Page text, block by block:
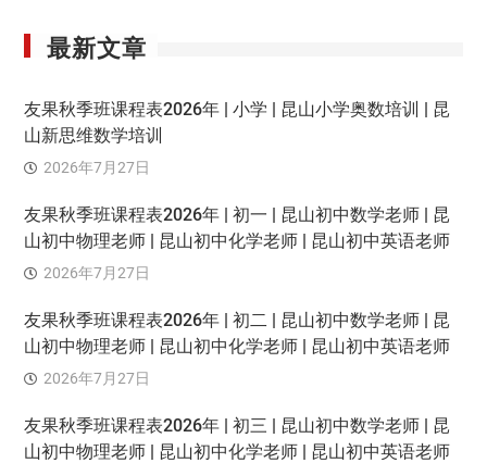
最新文章
友果秋季班课程表2026年 | 小学 | 昆山小学奥数培训 | 昆
山新思维数学培训
2026年7月27日
友果秋季班课程表2026年 | 初一 | 昆山初中数学老师 | 昆
山初中物理老师 | 昆山初中化学老师 | 昆山初中英语老师
2026年7月27日
友果秋季班课程表2026年 | 初二 | 昆山初中数学老师 | 昆
山初中物理老师 | 昆山初中化学老师 | 昆山初中英语老师
2026年7月27日
友果秋季班课程表2026年 | 初三 | 昆山初中数学老师 | 昆
山初中物理老师 | 昆山初中化学老师 | 昆山初中英语老师